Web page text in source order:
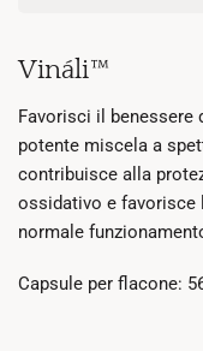
Vináli™
Favorisci il
potente miscela a
contribuisce alla
ossidativo e favorisce
normale
Capsule per flacone: